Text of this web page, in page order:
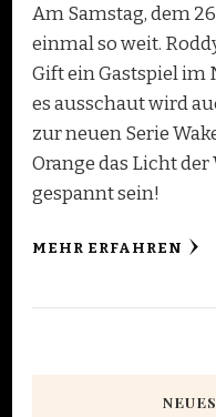
Am Samstag, dem
einmal so weit.
Gift ein Gastspiel im
es ausschaut wird
zur neuen Serie
Orange das Licht
gespannt sein!
MEHR ERFAHREN